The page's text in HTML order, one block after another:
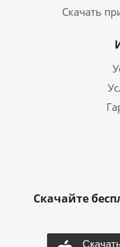
Скачать
Скачайте